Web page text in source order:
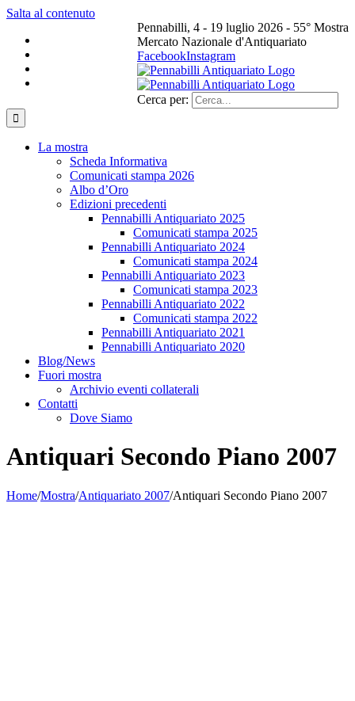
Salta al contenuto
Pennabilli, 4 - 19 luglio 2026 - 55° Mostra
Mercato Nazionale d'Antiquariato
FacebookInstagram
Cerca per:
La mostra
Scheda Informativa
Comunicati stampa 2026
Albo d’Oro
Edizioni precedenti
Pennabilli Antiquariato 2025
Comunicati stampa 2025
Pennabilli Antiquariato 2024
Comunicati stampa 2024
Pennabilli Antiquariato 2023
Comunicati stampa 2023
Pennabilli Antiquariato 2022
Comunicati stampa 2022
Pennabilli Antiquariato 2021
Pennabilli Antiquariato 2020
Blog/News
Fuori mostra
Archivio eventi collaterali
Contatti
Dove Siamo
Antiquari Secondo Piano 2007
Home/Mostra/Antiquariato 2007/Antiquari Secondo Piano 2007